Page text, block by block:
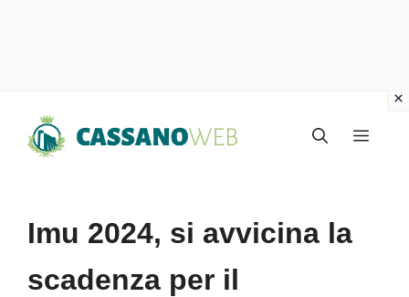
Menu
Imu 2024, si avvicina la
scadenza per il